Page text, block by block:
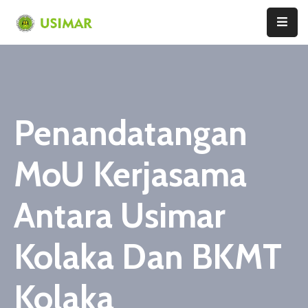
Pendaftaran
Pascasarjana
Fakultas
Agama
Fakultas
Dan
Penandatangan
MoU Kerjasama
Antara Usimar
Kolaka Dan BKMT
Kolaka